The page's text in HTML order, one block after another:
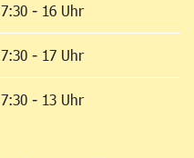
7:30 - 16 Uhr
7:30 - 17 Uhr
7:30 - 13 Uhr